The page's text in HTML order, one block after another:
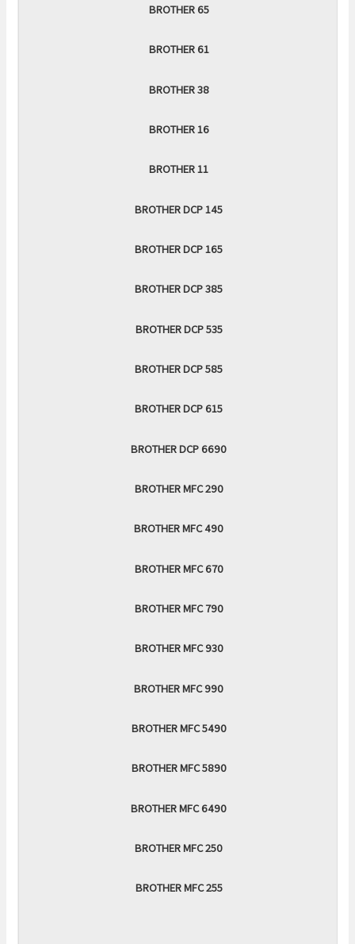
BROTHER 65
BROTHER 61
BROTHER 38
BROTHER 16
BROTHER 11
BROTHER DCP 145
BROTHER DCP 165
BROTHER DCP 385
BROTHER DCP 535
BROTHER DCP 585
BROTHER DCP 615
BROTHER DCP 6690
BROTHER MFC 290
BROTHER MFC 490
BROTHER MFC 670
BROTHER MFC 790
BROTHER MFC 930
BROTHER MFC 990
BROTHER MFC 5490
BROTHER MFC 5890
BROTHER MFC 6490
BROTHER MFC 250
BROTHER MFC 255